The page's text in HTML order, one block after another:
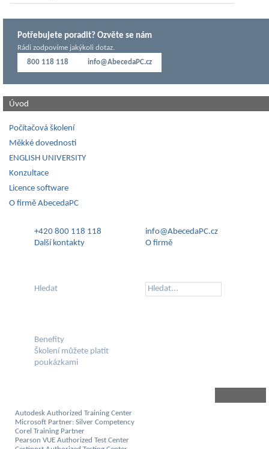
Potřebujete poradit? Ozvěte se nám
Rádi zodpovíme jakýkoli dotaz.
800 118 118
info@AbecedaPC.cz
Úvod
Počítačová školení
Měkké dovednosti
ENGLISH UNIVERSITY
Konzultace
Licence software
O firmě AbecedaPC
+420 800 118 118
info@AbecedaPC.cz
Další kontakty
O firmě
Hledat
Benefity
Školení můžete platit
poukázkami
Autodesk Authorized Training Center
Microsoft Partner: Silver Competency
Corel Training Partner
Pearson VUE Authorized Test Center